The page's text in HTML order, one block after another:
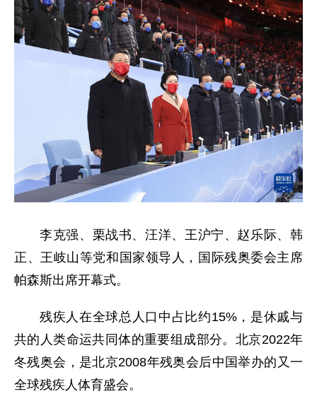
李克强、栗战书、汪洋、王沪宁、赵乐际、韩
正、王岐山等党和国家领导人，国际残奥委会主席
帕森斯出席开幕式。
残疾人在全球总人口中占比约15%，是休戚与
共的人类命运共同体的重要组成部分。北京2022年
冬残奥会，是北京2008年残奥会后中国举办的又一
全球残疾人体育盛会。